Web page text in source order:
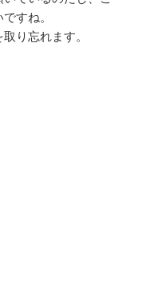
すね。
り忘れます。